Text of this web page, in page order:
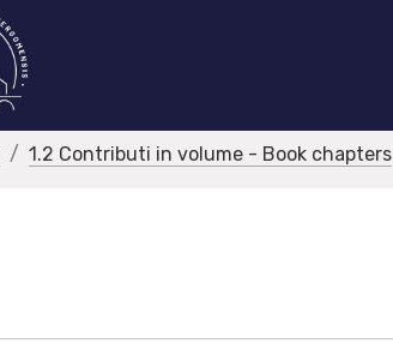
1.2 Contributi in volume - Book chapters